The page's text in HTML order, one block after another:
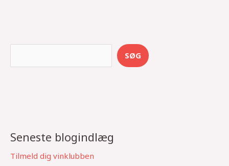
e
SØG
Seneste blogindlæg
Tilmeld dig vinklubben